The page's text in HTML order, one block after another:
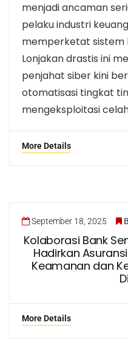
menjadi ancaman
pelaku industri
memperketat sistem
Lonjakan drastis ini
penjahat siber kini
otomatisasi tingkat
mengeksploitasi
More Details
September 18, 2025
Kolaborasi Bank
Hadirkan
Keamanan dan
More Details